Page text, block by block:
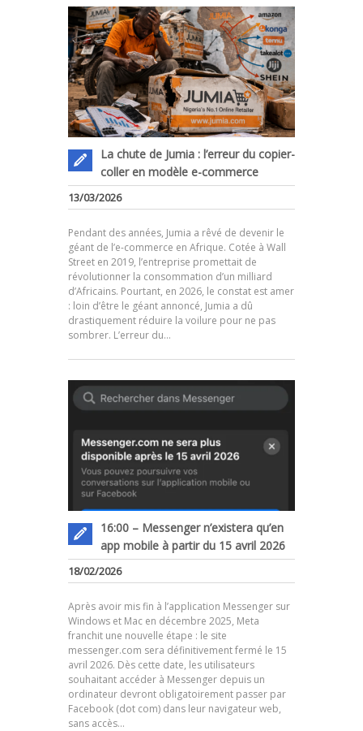
La chute de Jumia : l’erreur du copier-
coller en modèle e-commerce
13/03/2026
Pendant des années, Jumia a rêvé de devenir le
géant de l’e-commerce en Afrique. Cotée à Wall
Street en 2019, l’entreprise promettait de
révolutionner la consommation d’un milliard
d’Africains. Pourtant, en 2026, le constat est amer
: loin d’être le géant annoncé, Jumia a dû
drastiquement réduire la voilure pour ne pas
sombrer. L’erreur du…
16:00 – Messenger n’existera qu’en
app mobile à partir du 15 avril 2026
18/02/2026
Après avoir mis fin à l’application Messenger sur
Windows et Mac en décembre 2025, Meta
franchit une nouvelle étape : le site
messenger.com sera définitivement fermé le 15
avril 2026. Dès cette date, les utilisateurs
souhaitant accéder à Messenger depuis un
ordinateur devront obligatoirement passer par
Facebook (dot com) dans leur navigateur web,
sans accès…